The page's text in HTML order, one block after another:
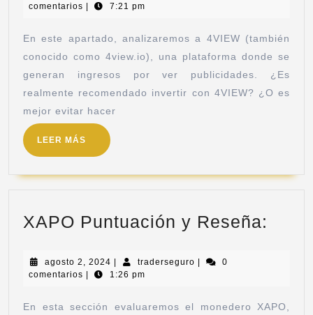
comentarios | 7:21 pm
En este apartado, analizaremos a 4VIEW (también
conocido como 4view.io), una plataforma donde se
generan ingresos por ver publicidades. ¿Es
realmente recomendado invertir con 4VIEW? ¿O es
mejor evitar hacer
LEER MÁS
XAPO Puntuación y Reseña:
agosto 2, 2024 traderseguro
0
comentarios
1:26 pm
En esta sección evaluaremos el monedero XAPO,